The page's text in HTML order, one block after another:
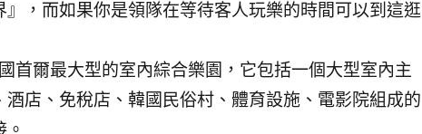
，而如果你是領隊在等待客人玩樂的時間可以到這逛
首爾最大型的室內綜合樂園，它包括一個大型室內主
店、免稅店、韓國民俗村、體育設施、電影院組成的